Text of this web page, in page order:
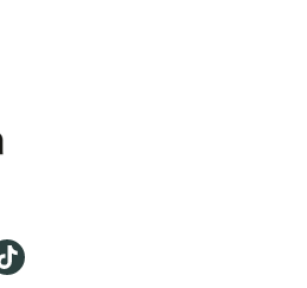
reconocidas del sector.